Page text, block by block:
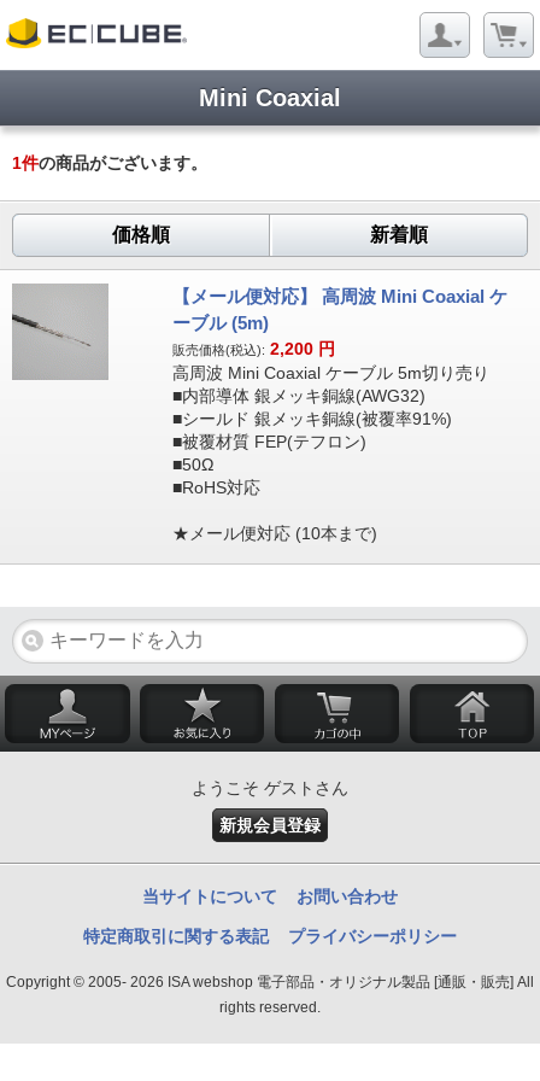
Mini Coaxial
1件の商品がございます。
価格順 新着順
【メール便対応】 高周波 Mini Coaxial ケ
ーブル (5m)
販売価格(税込): 2,200 円
高周波 Mini Coaxial ケーブル 5m切り売り
■内部導体 銀メッキ銅線(AWG32)
■シールド 銀メッキ銅線(被覆率91%)
■被覆材質 FEP(テフロン)
■50Ω
■RoHS対応
★メール便対応 (10本まで)
ようこそ ゲストさん
新規会員登録
当サイトについて お問い合わせ
特定商取引に関する表記 プライバシーポリシー
Copyright © 2005- 2026 ISA webshop 電子部品・オリジナル製品 [通販・販売] All
rights reserved.